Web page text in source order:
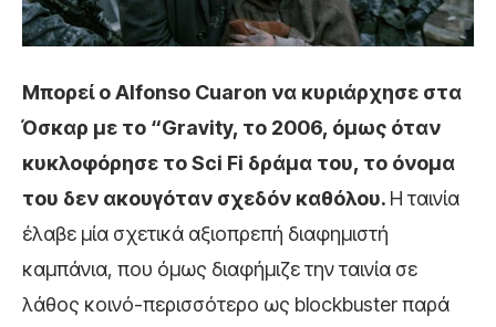
Μπορεί ο Alfonso Cuaron να κυριάρχησε στα
Όσκαρ με το “Gravity, το 2006, όμως όταν
κυκλοφόρησε το Sci Fi δράμα του, το όνομα
του δεν ακουγόταν σχεδόν καθόλου. Η ταινία
έλαβε μία σχετικά αξιοπρεπή διαφημιστή
καμπάνια, που όμως διαφήμιζε την ταινία σε
λάθος κοινό-περισσότερο ως blockbuster παρά